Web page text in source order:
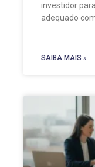
investidor
adequado
SAIBA MAIS »